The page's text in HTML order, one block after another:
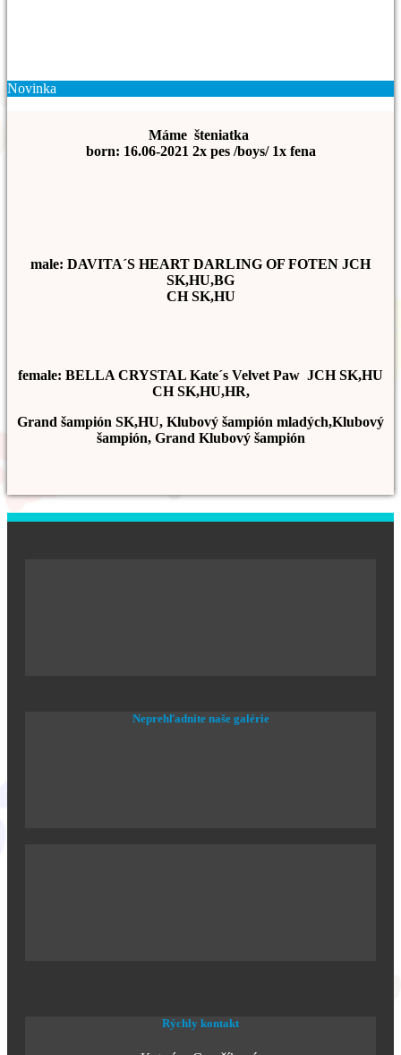
Novinka
Máme šteniatka
born: 16.06-2021 2x pes /boys/ 1x fena
male: DAVITA´S HEART DARLING OF FOTEN JCH
SK,HU,BG
CH SK,HU
female: BELLA CRYSTAL Kate´s Velvet Paw JCH SK,HU
CH SK,HU,HR,
Grand šampión SK,HU, Klubový šampión mladých,Klubový
šampión, Grand Klubový šampión
Neprehľadnite naše galérie
Rýchly kontakt